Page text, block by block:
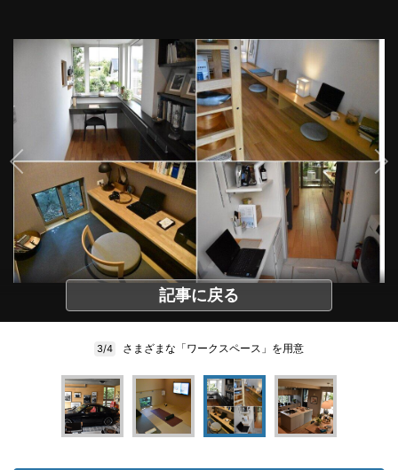
記事に戻る
3/4 さまざまな「ワークスペース」を用意